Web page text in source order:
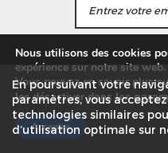
Produits
100+
Pays de provenance
différents
J'accepte de
informations
Nos Magasins
Plan du site
© Tang
En poursuivant votre
paramètres, vous
technologies similaires
d’utilisation optimale sur
Nous utilisons des cookies
expérience sur notre site web.
Vous pouvez en savoir plus
les désactiver dans les
Accepter